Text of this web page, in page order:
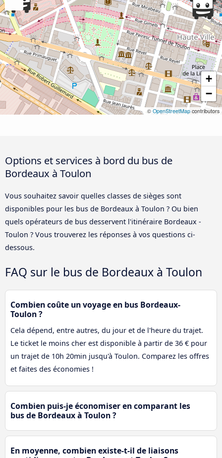
+
−
© OpenStreetMap contributors
Options et services à bord du bus de
Bordeaux à Toulon
Vous souhaitez savoir quelles classes de sièges sont
disponibles pour les bus de Bordeaux à Toulon ? Ou bien
quels opérateurs de bus desservent l'itinéraire Bordeaux -
Toulon ? Vous trouverez les réponses à vos questions ci-
dessous.
FAQ sur le bus de Bordeaux à Toulon
Combien coûte un voyage en bus Bordeaux-
Toulon ?
Cela dépend, entre autres, du jour et de l'heure du trajet.
Le ticket le moins cher est disponible à partir de 36 € pour
un trajet de 10h 20min jusqu'à Toulon. Comparez les offres
et faites des économies !
Combien puis-je économiser en comparant les
bus de Bordeaux à Toulon ?
En moyenne, combien existe-t-il de liaisons